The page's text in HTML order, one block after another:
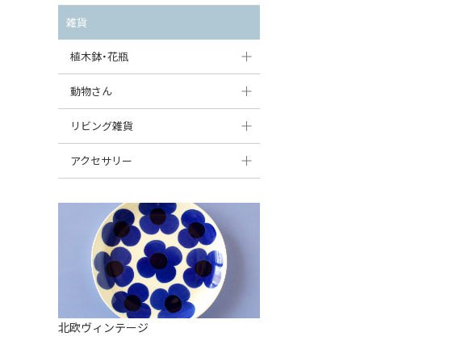
変形プレート
分割ディッシュ
すべて見る
葉っぱ型ボウル
りんご型ボウル
いちご型ボウル
星型ボウル
スープカップ
そば猪口・フリーカップ
ココット
薬味入れ
ミキシングボウル
チーズケース
バターディッシュ
六角形ポット
ボトル
すべて見る
ケーキスタンド
カトラリー
はしおき・カトラリーレスト
スクエアオーブンディッシュ
オーバルオーブンディッシュ
すべて見る
マフィン型
すべて見る
チュリーン
キャセロール
すべて見る
雑貨
植木鉢・花瓶
植木鉢
花瓶
動物さん
フィギュア・置物
貯金箱
オーナメント
クリーマー
リビング雑貨
スツール
バス・洗面用品
家具小物
小物入れ
アロマポット
アクセサリー
ペンダントトップ
すべて見る
北欧ヴィンテージ